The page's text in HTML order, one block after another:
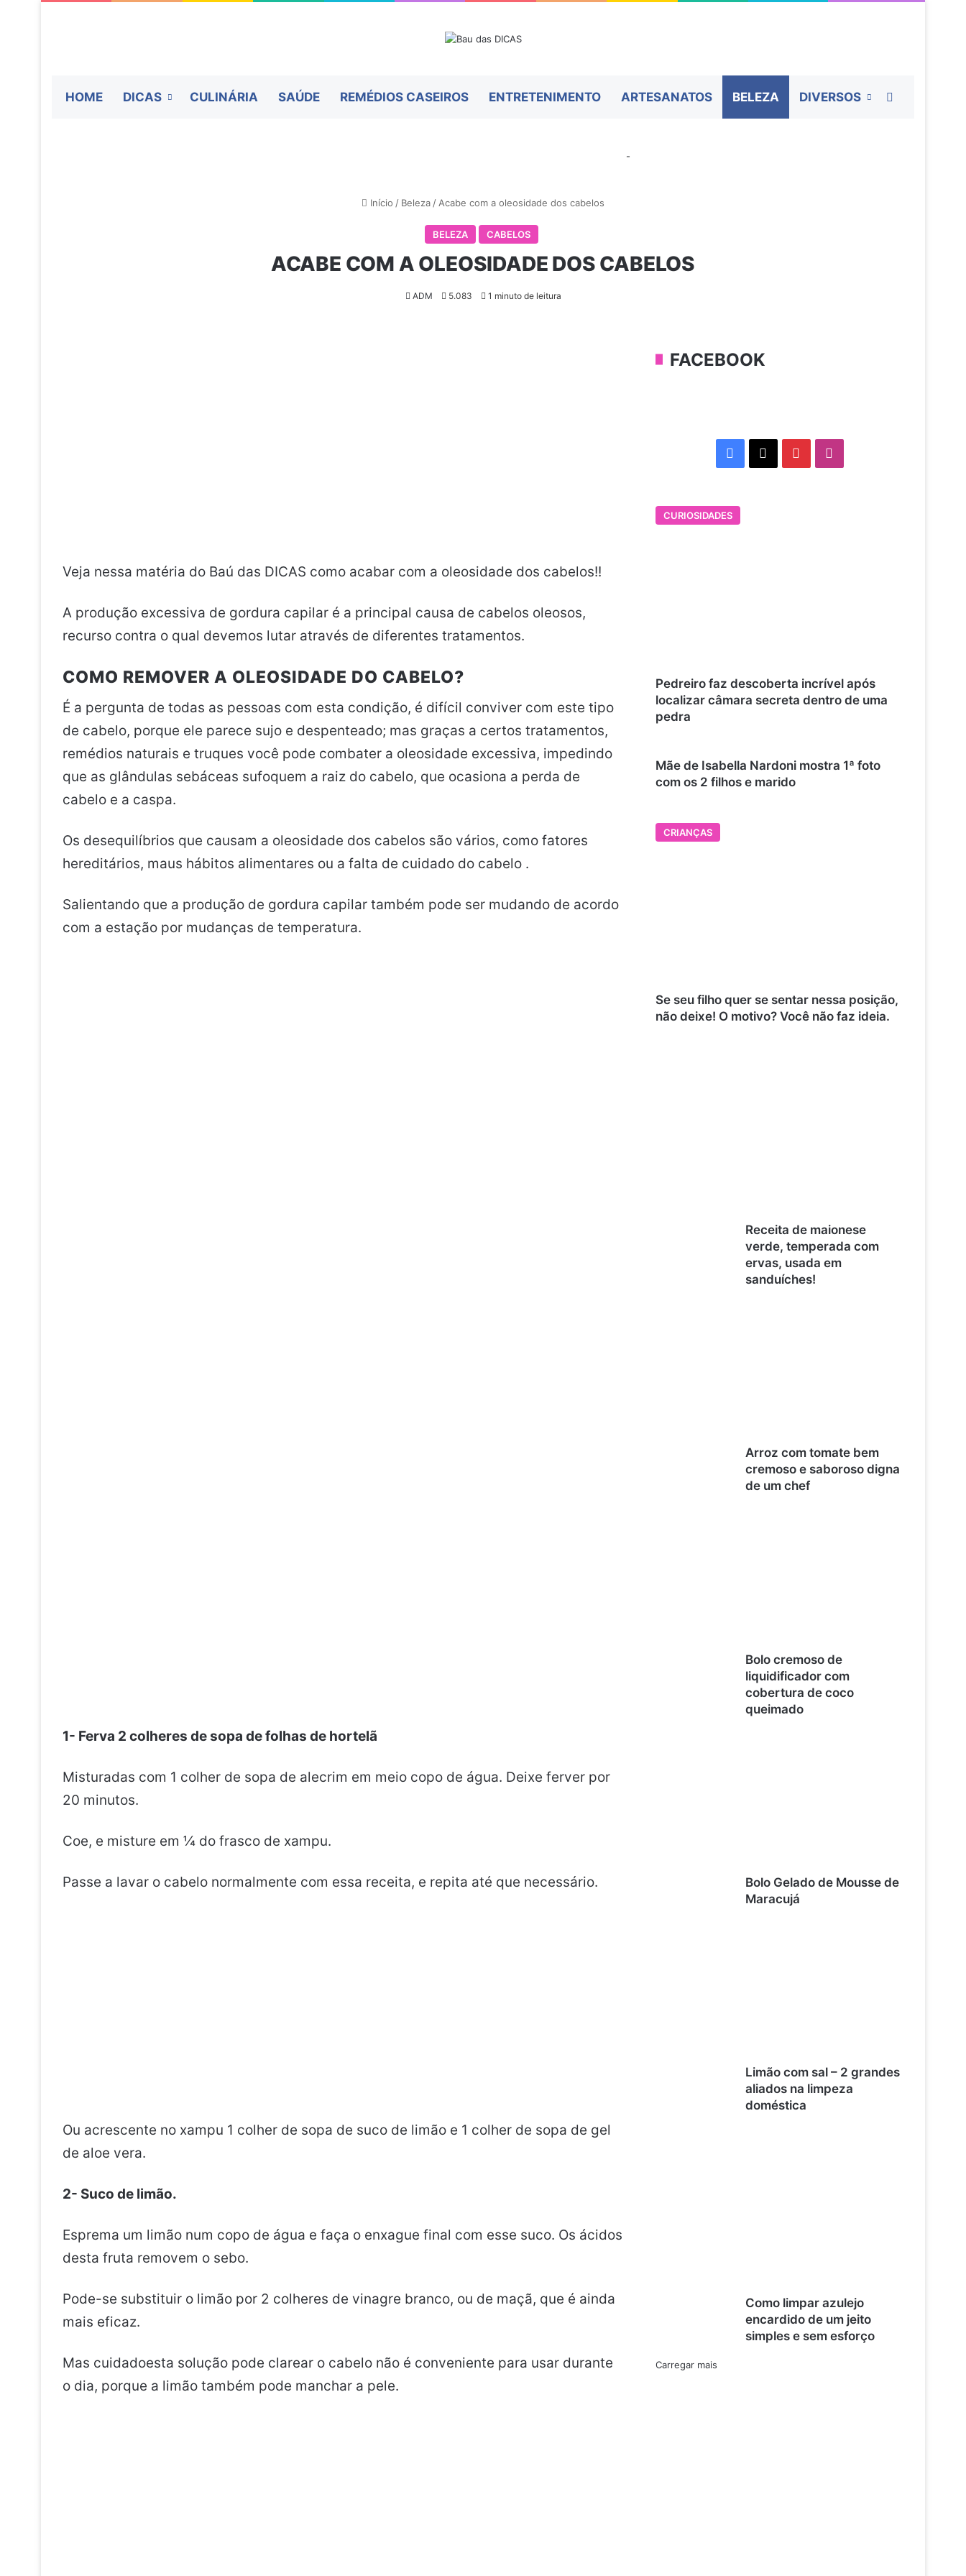
HOME DICAS CULINÁRIA SAÚDE REMÉDIOS CASEIROS ENTRETENIMENTO ARTESANATOS BELEZA DIVERSOS
-
Início / Beleza / Acabe com a oleosidade dos cabelos
BELEZA CABELOS
ACABE COM A OLEOSIDADE DOS CABELOS
ADM 5.083 1 minuto de leitura
Veja nessa matéria do Baú das DICAS como acabar com a oleosidade dos cabelos!!
A produção excessiva de gordura capilar é a principal causa de cabelos oleosos,
recurso contra o qual devemos lutar através de diferentes tratamentos.
COMO REMOVER A OLEOSIDADE DO CABELO?
É a pergunta de todas as pessoas com esta condição, é difícil conviver com este tipo
de cabelo, porque ele parece sujo e despenteado; mas graças a certos tratamentos,
remédios naturais e truques você pode combater a oleosidade excessiva, impedindo
que as glândulas sebáceas sufoquem a raiz do cabelo, que ocasiona a perda de
cabelo e a caspa.
Os desequilíbrios que causam a oleosidade dos cabelos são vários, como fatores
hereditários, maus hábitos alimentares ou a falta de cuidado do cabelo .
Salientando que a produção de gordura capilar também pode ser mudando de acordo
com a estação por mudanças de temperatura.
1- Ferva 2 colheres de sopa de folhas de hortelã
Misturadas com 1 colher de sopa de alecrim em meio copo de água. Deixe ferver por
20 minutos.
Coe, e misture em ¼ do frasco de xampu.
Passe a lavar o cabelo normalmente com essa receita, e repita até que necessário.
Ou acrescente no xampu 1 colher de sopa de suco de limão e 1 colher de sopa de gel
de aloe vera.
2- Suco de limão.
Esprema um limão num copo de água e faça o enxague final com esse suco. Os ácidos
desta fruta removem o sebo.
Pode-se substituir o limão por 2 colheres de vinagre branco, ou de maçã, que é ainda
mais eficaz.
Mas cuidadoesta solução pode clarear o cabelo não é conveniente para usar durante
o dia, porque a limão também pode manchar a pele.
FACEBOOK
Facebook Pinterest
CURIOSIDADES
Pedreiro faz descoberta incrível após
localizar câmara secreta dentro de uma
pedra
Mãe de Isabella Nardoni mostra 1ª foto
com os 2 filhos e marido
CRIANÇAS
Se seu filho quer se sentar nessa posição,
não deixe! O motivo? Você não faz ideia.
Receita de maionese
verde, temperada com
ervas, usada em
sanduíches!
Arroz com tomate bem
cremoso e saboroso digna
de um chef
Bolo cremoso de
liquidificador com
cobertura de coco
queimado
Bolo Gelado de Mousse de
Maracujá
Limão com sal – 2 grandes
aliados na limpeza
doméstica
Como limpar azulejo
encardido de um jeito
simples e sem esforço
Carregar mais